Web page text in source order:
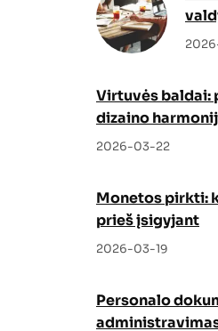
kaip
Virtuvės baldai:
dizaino
2026-03-22
Monetos pirkti:
prieš įsigyjant
2026-03-19
Personalo